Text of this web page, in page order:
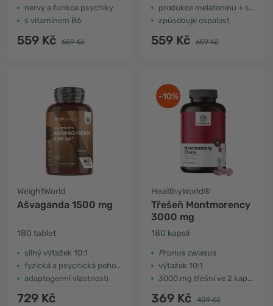
nervy a funkce psychiky
s vitamínem B6
559 Kč 659 Kč
produkce melatoninu + serotoninu
způsobuje ospalost
559 Kč 659 Kč
WeightWorld
Ašvaganda 1500 mg
180 tablet
silný výtažek 10:1
fyzická a psychická pohoda
adaptogenní vlastnosti
729 Kč
-10%
HealthyWorld®
Třešeň Montmorency
3000 mg
180 kapslí
Prunus cerasus
výtažek 10:1
3000 mg třešní ve 2 kapslích
369 Kč 409 Kč